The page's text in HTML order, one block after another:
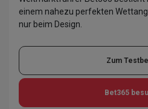
einem nahezu perfekten
nur beim Design.
Zum
Bet365